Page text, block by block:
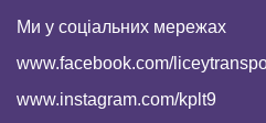
Ми у соціальних мережах
www.facebook.com/
www.instagram.com/kplt9